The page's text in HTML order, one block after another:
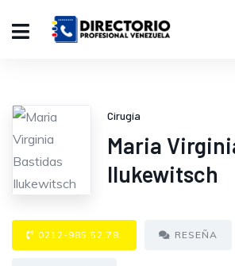
Cirugía
Maria
Ilukewitsch
0212-985.52.78. RESEÑA